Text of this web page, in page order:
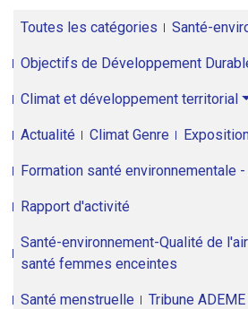
Toutes les catégories Santé-
Objectifs de Développement
Climat et développement territorial
Actualité Climat Genre
Formation santé environnementale -
Rapport d'activité
Santé-environnement-Qualité de
santé femmes enceintes
Santé menstruelle Tribune ADEME